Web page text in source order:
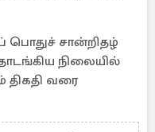
சான்றிதழ்
நிலையில்
திகதி வரை